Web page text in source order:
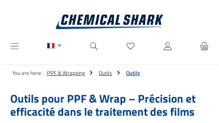
Vous avez 0 articles dans
You are here: PPF & Wrapping Outils Outils
Outils pour PPF & Wrap – Précision et
efficacité dans le traitement des films